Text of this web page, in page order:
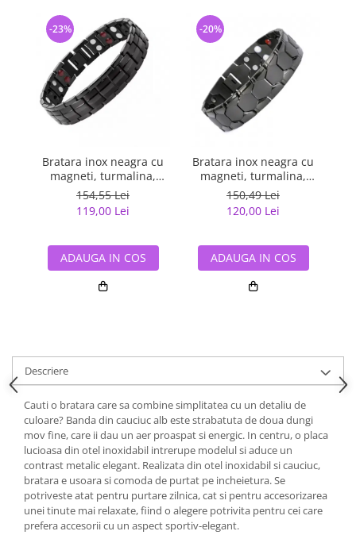
Bratara inox neagra cu
magneti, turmalina,
germaniu si anioni
154,55 Lei
119,00 Lei
-23%
ADAUGA IN COS
Bratara inox neagra cu
magneti, turmalina,
germaniu si anioni
150,49 Lei
120,00 Lei
-20%
ADAUGA IN COS
Descriere
Cauti o bratara care sa combine simplitatea cu un detaliu de
culoare? Banda din cauciuc alb este strabatuta de doua dungi
mov fine, care ii dau un aer proaspat si energic. In centru, o placa
lucioasa din otel inoxidabil intrerupe modelul si aduce un
contrast metalic elegant. Realizata din otel inoxidabil si cauciuc,
bratara e usoara si comoda de purtat pe incheietura. Se
potriveste atat pentru purtare zilnica, cat si pentru accesorizarea
unei tinute mai relaxate, fiind o alegere potrivita pentru cei care
prefera accesorii cu un aspect sportiv-elegant.